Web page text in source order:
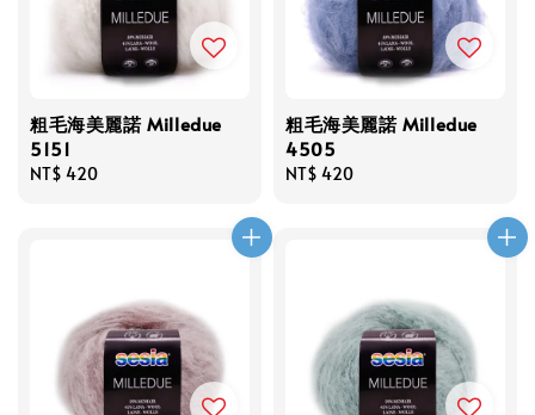
粗毛海美麗諾 Milledue
5151
Regular
NT$ 420
粗毛海美麗諾 Milledue
4505
Regular
NT$ 420